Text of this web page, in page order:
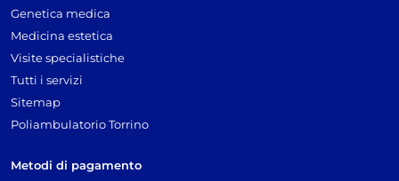
Genetica medica
Medicina estetica
Visite specialistiche
Tutti i servizi
Sitemap
Poliambulatorio Torrino
Metodi di pagamento